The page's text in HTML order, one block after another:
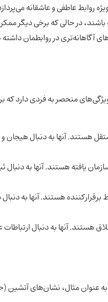
روابط عاطفی و عاشقانه
باشند، در حالی که برخی دیگر
آگاهانه‌تری در روابطمان
ویژگی‌های منحصر به فردی دارد که بر
هستند. آنها به دنبال هیجان و
یافته هستند. آنها به دنبال
هستند. آنها به
آنها به دنبال
عنوان مثال، نشان‌های آتشین